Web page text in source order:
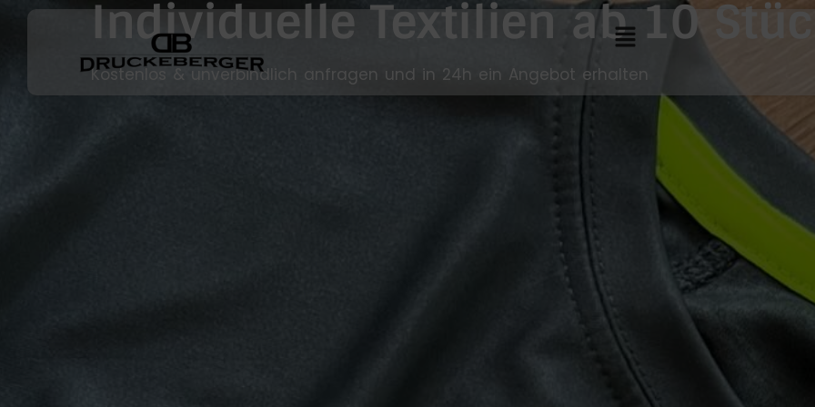
Individuelle Textilien ab 10
Kostenlos & unverbindlich anfragen und in 24h ein Angebot erhalten